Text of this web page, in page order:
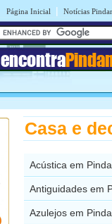
Página Inicial | Notícias
encontra
Casa e
Acústica em
Antiguidades em
Azulejos em